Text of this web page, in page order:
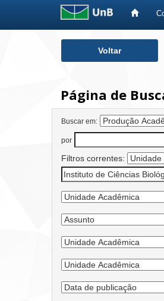
Voltar
Página de
Buscar em:
por
Filtros correntes: